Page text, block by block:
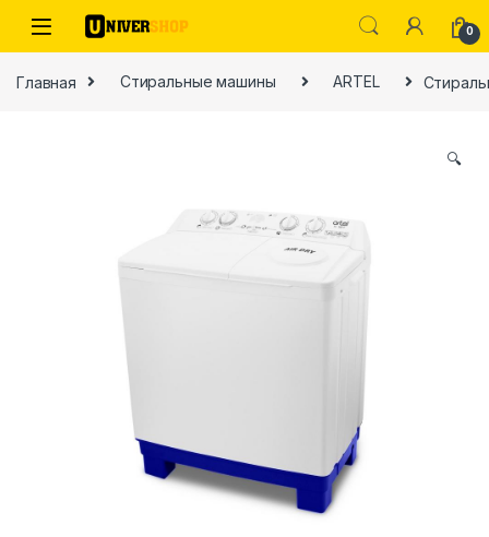
Skip to navigation
Skip to content
0
Главная Стиральные машины ARTEL
🔍